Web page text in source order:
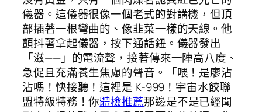
儀器。這儀器很像一個老式的對講機，但頂
部插著一根彎曲的、像韭菜一樣的天線。他
顫抖著拿起儀器，按下通話鈕。儀器發出
「滋——」的電流聲，接著傳來一陣高八度、
急促且充滿養生焦慮的聲音。「喂！是廖沾
沾嗎！快接聽！這裡是 K-999！宇宙水餃聯
盟特級特務！你體檢推薦那邊是不是已經聞